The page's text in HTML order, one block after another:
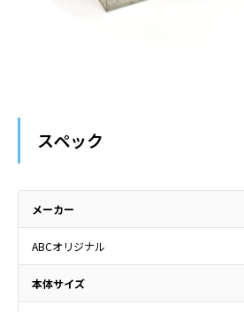
スペック
メーカー
ABCオリジナル
本体サイズ